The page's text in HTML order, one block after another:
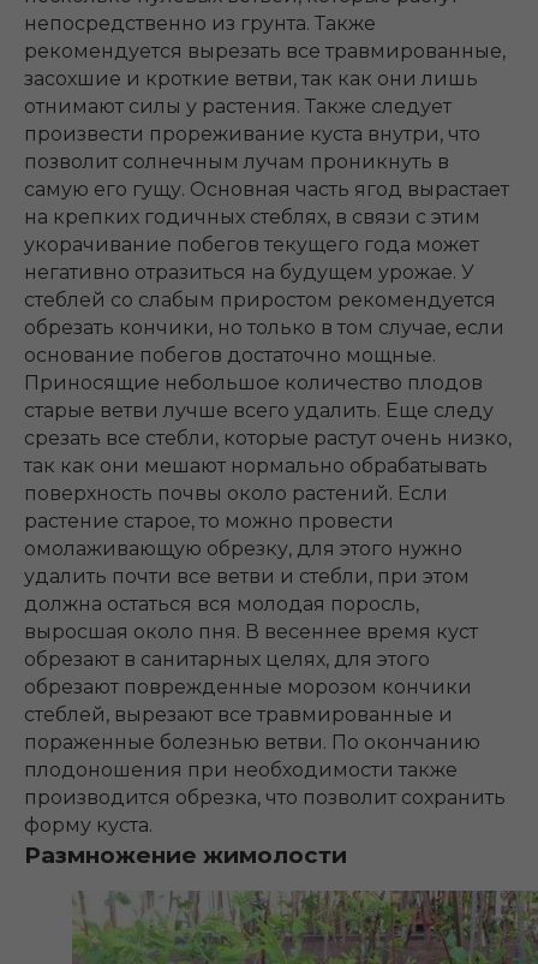
непосредственно из грунта. Также
рекомендуется вырезать все травмированные,
засохшие и кроткие ветви, так как они лишь
отнимают силы у растения. Также следует
произвести прореживание куста внутри, что
позволит солнечным лучам проникнуть в
самую его гущу. Основная часть ягод вырастает
на крепких годичных стеблях, в связи с этим
укорачивание побегов текущего года может
негативно отразиться на будущем урожае. У
стеблей со слабым приростом рекомендуется
обрезать кончики, но только в том случае, если
основание побегов достаточно мощные.
Приносящие небольшое количество плодов
старые ветви лучше всего удалить. Еще следу
срезать все стебли, которые растут очень низко,
так как они мешают нормально обрабатывать
поверхность почвы около растений. Если
растение старое, то можно провести
омолаживающую обрезку, для этого нужно
удалить почти все ветви и стебли, при этом
должна остаться вся молодая поросль,
выросшая около пня. В весеннее время куст
обрезают в санитарных целях, для этого
обрезают поврежденные морозом кончики
стеблей, вырезают все травмированные и
пораженные болезнью ветви. По окончанию
плодоношения при необходимости также
производится обрезка, что позволит сохранить
форму куста.
Размножение жимолости